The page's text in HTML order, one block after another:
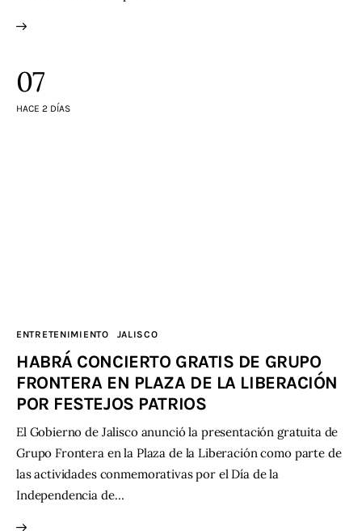
07
HACE 2 DÍAS
ENTRETENIMIENTO JALISCO
HABRÁ CONCIERTO GRATIS DE GRUPO
FRONTERA EN PLAZA DE LA LIBERACIÓN
POR FESTEJOS PATRIOS
El Gobierno de Jalisco anunció la presentación gratuita de
Grupo Frontera en la Plaza de la Liberación como parte de
las actividades conmemorativas por el Día de la
Independencia de…